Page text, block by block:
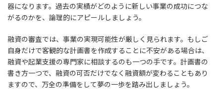
器になります。過去の実績がどのように新しい事業の成功につな
がるのかを、論理的にアピールしましょう。
融資の審査では、事業の実現可能性が厳しく見られます。もしご
自身だけで客観的な計画書を作成することに不安がある場合は、
融資や起業支援の専門家に相談するのも一つの手です。計画書の
書き方一つで、融資の可否だけでなく融資額が変わることもあり
ますので、万全の準備をして夢の一歩を踏み出しましょう。